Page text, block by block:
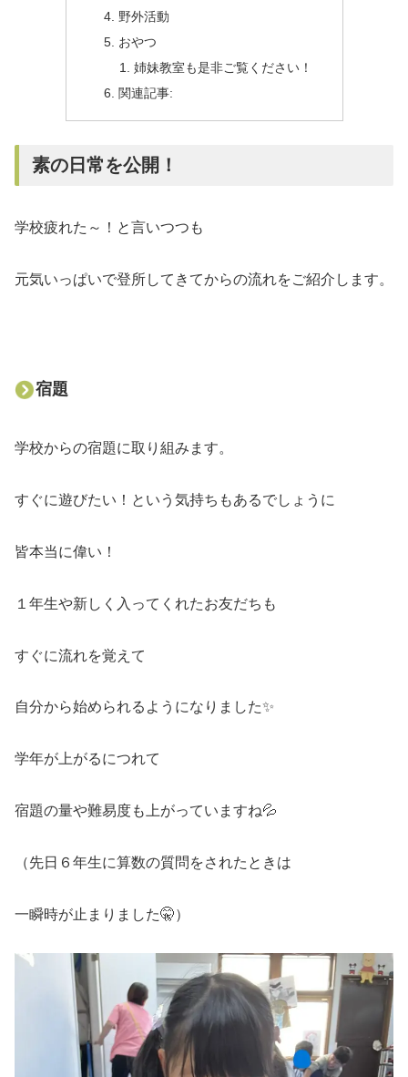
野外活動
おやつ
姉妹教室も是非ご覧ください！
関連記事:
素の日常を公開！
学校疲れた～！と言いつつも
元気いっぱいで登所してきてからの流れをご紹介します。
宿題
学校からの宿題に取り組みます。
すぐに遊びたい！という気持ちもあるでしょうに
皆本当に偉い！
１年生や新しく入ってくれたお友だちも
すぐに流れを覚えて
自分から始められるようになりました✨
学年が上がるにつれて
宿題の量や難易度も上がっていますね💦
（先日６年生に算数の質問をされたときは
一瞬時が止まりました🤫）